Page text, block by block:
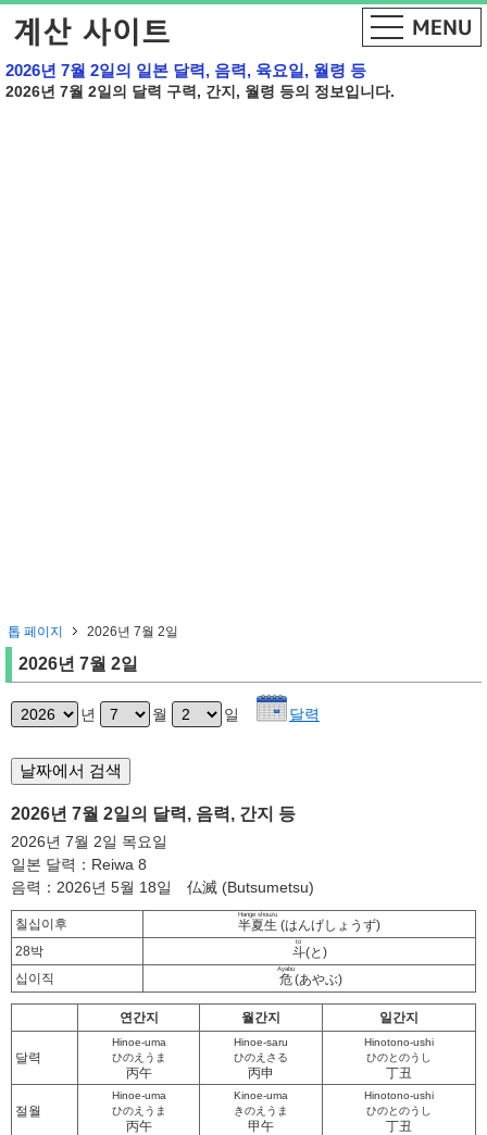
2026년 7월 2일의 일본 달력, 음력, 육요일, 월령 등
2026년 7월 2일의 달력 구력, 간지, 월령 등의 정보입니다.
톱 페이지 2026년 7월 2일
2026년 7월 2일
년 월 일 달력
2026년 7월 2일의 달력, 음력, 간지 등
2026년 7월 2일 목요일
일본 달력：Reiwa 8
음력：2026년 5월 18일 仏滅 (Butsumetsu)
칠십이후 半夏生
Hange shouzu
(はんげしょうず)
28박
斗
to
(と)
십이직
危
Ayabu
(あやぶ)
연간지 월간지 일간지
달력
Hinoe-uma
ひのえうま
丙午
Hinoe-saru
ひのえさる
丙申
Hinotono-ushi
ひのとのうし
丁丑
절월
Hinoe-uma
ひのえうま
丙午
Kinoe-uma
きのえうま
甲午
Hinotono-ushi
ひのとのうし
丁丑